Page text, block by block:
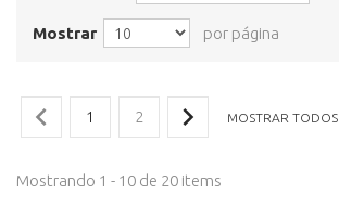
Mostrar por página
MOSTRAR TODOS
1 2
Mostrando 1 - 10 de 20 items